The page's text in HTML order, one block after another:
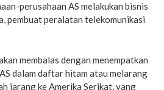
perusahaan AS melakukan bisnis
pembuat peralatan telekomunikasi
membalas dengan menempatkan
dalam daftar hitam atau melarang
jarang ke Amerika Serikat, yang